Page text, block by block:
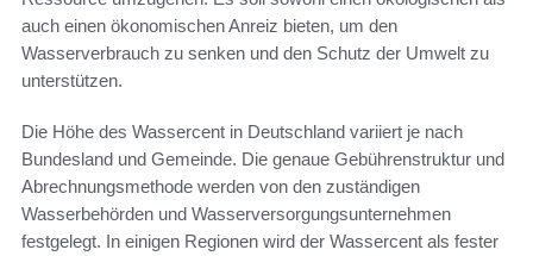
auch einen ökonomischen Anreiz bieten, um den
Wasserverbrauch zu senken und den Schutz der Umwelt zu
unterstützen.
Die Höhe des Wassercent in Deutschland variiert je nach
Bundesland und Gemeinde. Die genaue Gebührenstruktur und
Abrechnungsmethode werden von den zuständigen
Wasserbehörden und Wasserversorgungsunternehmen
festgelegt. In einigen Regionen wird der Wassercent als fester